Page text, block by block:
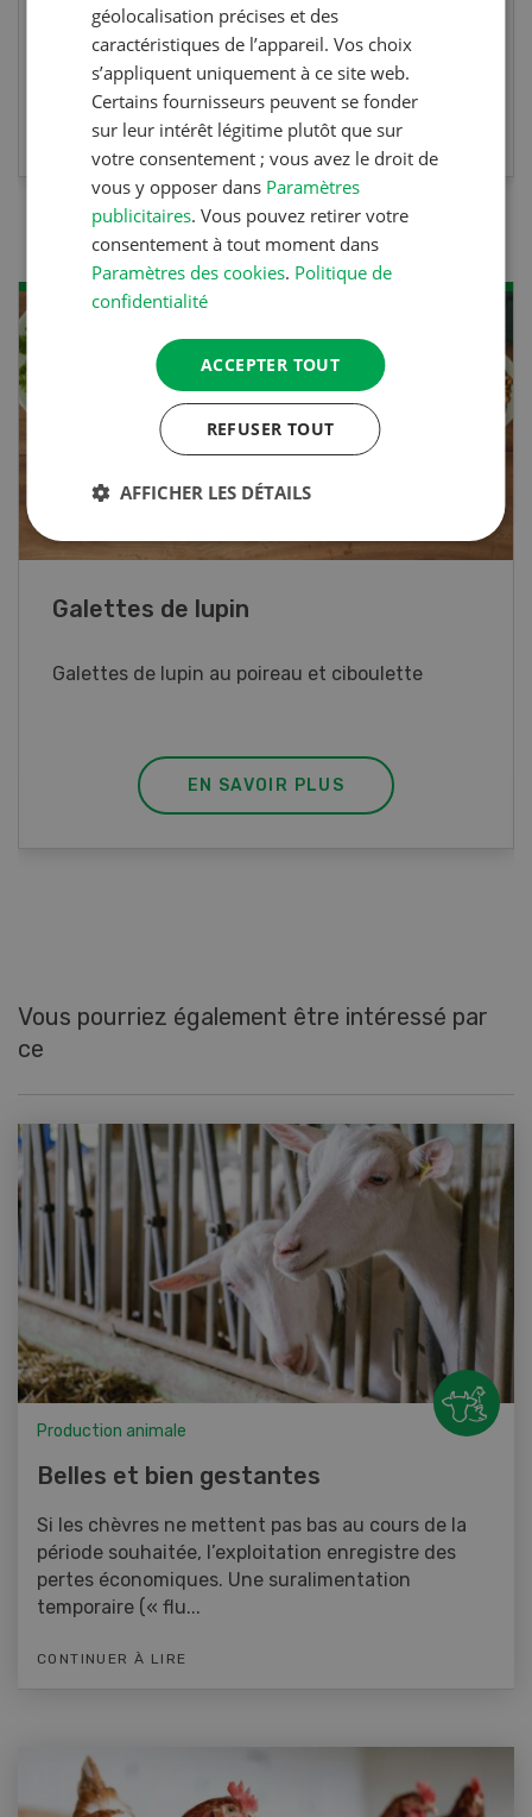
professionnel.
EN SAVOIR PLUS
Rouleaux de printemps
Rouleaux de printemps aux poulet
EN SAVOIR PLUS
Vous pourriez également être intéressé par
ce
Production animale
Belles et bien gestantes
Si les chèvres ne mettent pas bas au cours de la
période souhaitée, l’exploitation enregistre des
pertes économiques. Une suralimentation
temporaire (« flu...
CONTINUER À LIRE
géolocalisation précises et des
caractéristiques de l’appareil. Vos choix
s’appliquent uniquement à ce site web.
Certains fournisseurs peuvent se fonder
sur leur intérêt légitime plutôt que sur
votre consentement ; vous avez le droit de
vous y opposer dans Paramètres
publicitaires. Vous pouvez retirer votre
consentement à tout moment dans
Paramètres des cookies. Politique de
confidentialité
ACCEPTER TOUT
REFUSER TOUT
AFFICHER LES DÉTAILS